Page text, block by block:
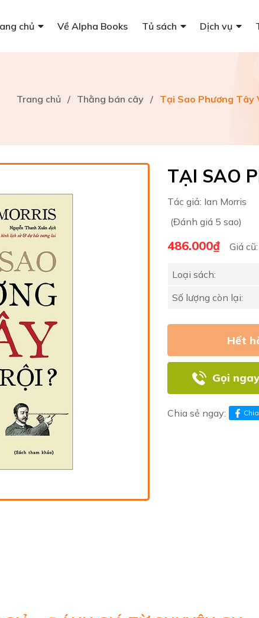
chủ Về Alpha Books Tủ sách Dịch vụ
Trang chủ / Thằng bán cây / Tại Sao Phương Tây
TẠI SAO
Tác giả: Ian Morris
(Đánh giá 5 sao)
486.000₫ Giá cũ:
Loại sách:
Số lượng còn lại:
Hết
Gọi
Chia sẻ ngay: